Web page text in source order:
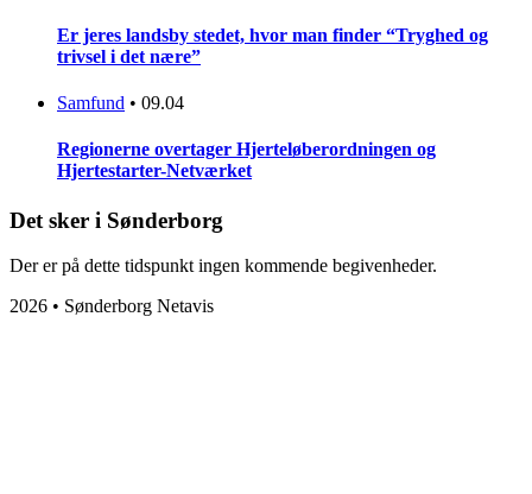
Er jeres landsby stedet, hvor man finder “Tryghed og
trivsel i det nære”
Samfund • 09.04
Regionerne overtager Hjerteløberordningen og
Hjertestarter-Netværket
Det sker i Sønderborg
Der er på dette tidspunkt ingen kommende begivenheder.
2026 • Sønderborg Netavis